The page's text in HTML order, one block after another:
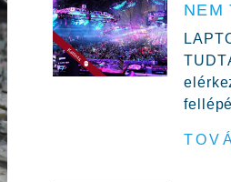
NEM